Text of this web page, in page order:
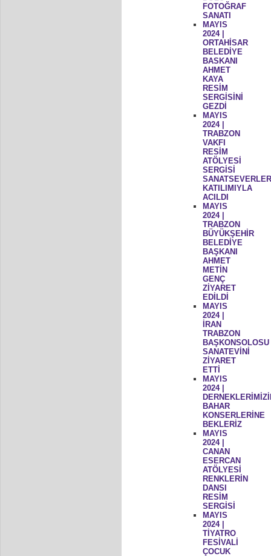
FOTOĞRAF
SANATI
MAYIS
2024 |
ORTAHİSAR
BELEDİYE
BASKANI
AHMET
KAYA
RESİM
SERGİSİNİ
GEZDİ
MAYIS
2024 |
TRABZON
VAKFI
RESİM
ATÖLYESİ
SERGİSİ
KATILIMIYLA
ACILDI
MAYIS
2024 |
TRABZON
BÜYÜKŞEHİR
BELEDİYE
BAŞKANI
AHMET
METİN
GENÇ
ZİYARET
EDİLDİ
MAYIS
2024 |
İRAN
TRABZON
BAŞKONSOLOSU
SANATEVİNİ
ZİYARET
ETTİ
MAYIS
2024 |
BAHAR
KONSERLERİNE
BEKLERİZ
MAYIS
2024 |
CANAN
ESERCAN
ATÖLYESİ
RENKLERİN
DANSI
RESİM
SERGİSİ
MAYIS
2024 |
TİYATRO
FESİVALİ
ÇOCUK